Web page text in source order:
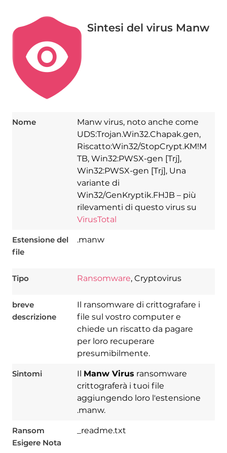
Sintesi del virus Manw
Nome
Manw virus, noto anche come
UDS:Trojan.Win32.Chapak.gen,
Riscatto:Win32/StopCrypt.KM!M
TB, Win32:PWSX-gen [Trj],
Win32:PWSX-gen [Trj], Una
variante di
Win32/GenKryptik.FHJB – più
rilevamenti di questo virus su
VirusTotal
Estensione del
file
.manw
Tipo Ransomware, Cryptovirus
breve
descrizione
Il ransomware di crittografare i
file sul vostro computer e
chiede un riscatto da pagare
per loro recuperare
presumibilmente.
Sintomi Il Manw Virus ransomware
crittograferà i tuoi file
aggiungendo loro l'estensione
.manw.
Ransom
Esigere Nota
_readme.txt
Download
Spy Hunter